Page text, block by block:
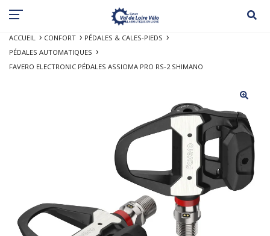
ACCUEIL CONFORT
PÉDALES & CALES-PIEDS
PÉDALES AUTOMATIQUES
FAVERO ELECTRONIC PÉDALES ASSIOMA PRO RS-2 SHIMANO